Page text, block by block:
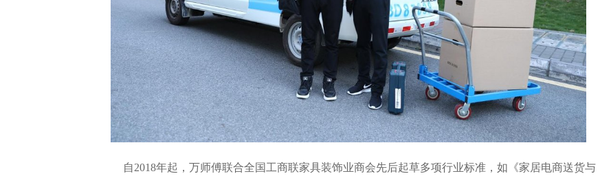
自2018年起，万师傅联合全国工商联家具装饰业商会先后起草多项行业标准，如《家居电商送货与